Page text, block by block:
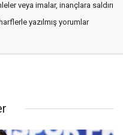
veya imalar, inançlara saldırı
yazılmış yorumlar